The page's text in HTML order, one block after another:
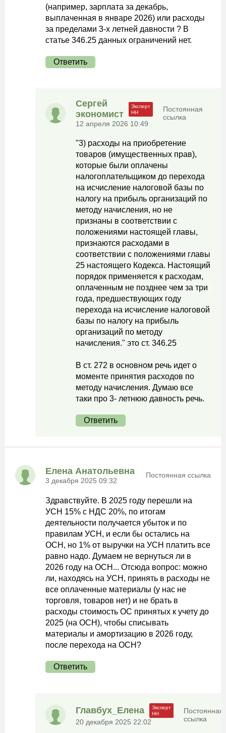
(например, зарплата за декабрь,
выплаченная в январе 2026) или расходы
за пределами 3-х летней давности ? В
статье 346.25 данных ограничений нет.
Ответить
Сергей
экономист
12 апреля 2026 10:49
Постоянная
ссылка
"3) расходы на приобретение
товаров (имущественных прав),
которые были оплачены
налогоплательщиком до перехода
на исчисление налоговой базы по
налогу на прибыль организаций по
методу начисления, но не
признаны в соответствии с
положениями настоящей главы,
признаются расходами в
соответствии с положениями главы
25 настоящего Кодекса. Настоящий
порядок применяется к расходам,
оплаченным не позднее чем за три
года, предшествующих году
перехода на исчисление налоговой
базы по налогу на прибыль
организаций по методу
начисления." это ст. 346.25
В ст. 272 в основном речь идет о
моменте принятия расходов по
методу начисления. Думаю все
таки про 3- летнюю давность речь.
Ответить
Елена Анатольевна
3 декабря 2025 09:32
Постоянная ссылка
Здравствуйте. В 2025 году перешли на
УСН 15% с НДС 20%, по итогам
деятельности получается убыток и по
правилам УСН, и если бы остались на
ОСН, но 1% от выручки на УСН платить все
равно надо. Думаем не вернуться ли в
2026 году на ОСН... Отсюда вопрос: можно
ли, находясь на УСН, принять в расходы не
все оплаченные материалы (у нас не
торговля, товаров нет) и не брать в
расходы стоимость ОС принятых к учету до
2025 (на ОСН), чтобы списывать
материалы и амортизацию в 2026 году,
после перехода на ОСН?
Ответить
Главбух_Елена
20 декабря 2025 22:02
Постоянная
ссылка